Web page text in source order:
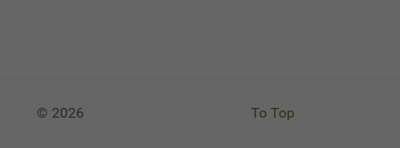
© 2026 To Top